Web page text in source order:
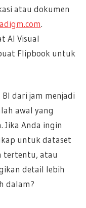
atau dokumen
.
AI Visual
Flipbook untuk
dari jam menjadi
awal yang
Jika Anda ingin
untuk dataset
tertentu, atau
detail lebih
dalam?